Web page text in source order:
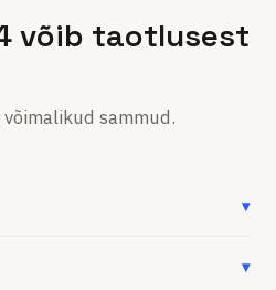
võib taotlusest
sammud.
▾
▾